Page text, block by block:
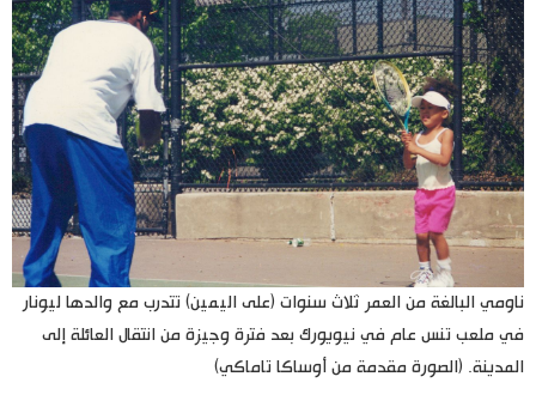
ناومي البالغة من العمر ثلاث سنوات (على اليمين) تتدرب مع والدها ليونار
في ملعب تنس عام في نيويورك بعد فترة وجيزة من انتقال العائلة إلى
المدينة. (الصورة مقدمة من أوساكا تاماكي)